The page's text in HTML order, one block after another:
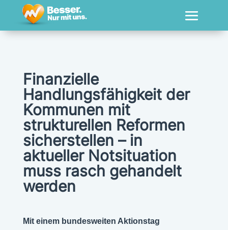
Finanzielle
Handlungsfähigkeit der
Kommunen mit
strukturellen Reformen
sicherstellen – in
aktueller Notsituation
muss rasch gehandelt
werden
Mit einem bundesweiten Aktionstag